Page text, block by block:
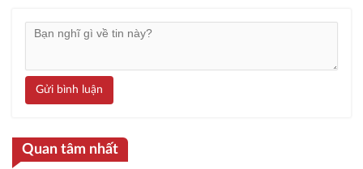
Gửi bình luận
Quan tâm nhất